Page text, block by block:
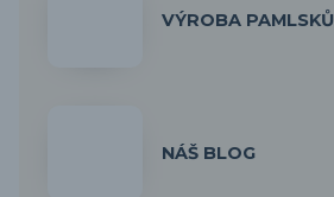
VÝROBA PAMLSKŮ
NÁŠ BLOG